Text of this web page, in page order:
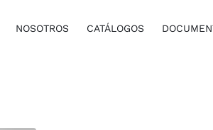
NOSOTROS CATÁLOGOS